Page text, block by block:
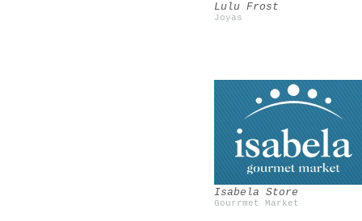
Lulu Frost
Joyas
Isabela Store
Gourrmet Market
Poncelet